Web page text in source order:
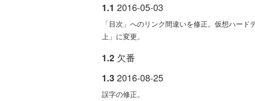
1.1 2016-05-03
「目次」へのリンク間違いを修正。仮想ハー
上」に変更。
1.2 欠番
1.32016-08-25
誤字の修正。